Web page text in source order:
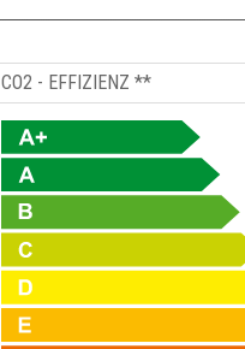
CO2 - EFFIZIENZ **